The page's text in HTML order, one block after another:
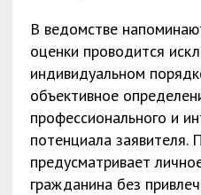
В ведомстве
оценки проводится
индивидуальном
объективное
профессионального и
потенциала
предусматривает
гражданина без